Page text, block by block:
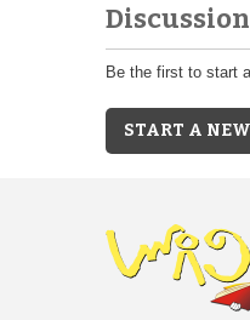
Be the first to start
START A